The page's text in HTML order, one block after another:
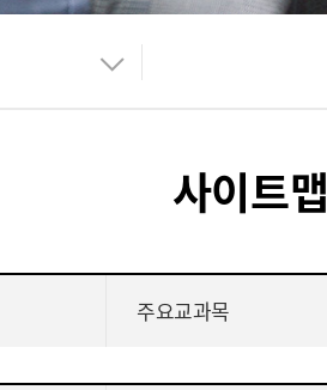
사이트맵
주요교과목